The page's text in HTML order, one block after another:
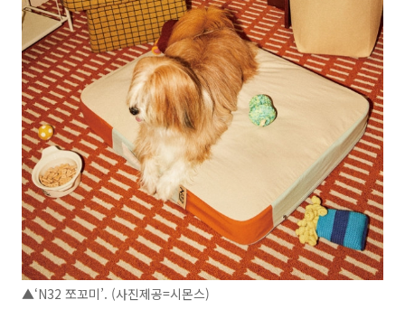
▲‘N32 쪼꼬미’. (사진제공=시몬스)